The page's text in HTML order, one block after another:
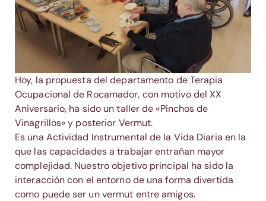
Hoy, la propuesta del departamento de Terapia
Ocupacional de Rocamador, con motivo del XX
Aniversario, ha sido un taller de «Pinchos de
Vinagrillos» y posterior Vermut.
Es una Actividad Instrumental de la Vida Diaria en la
que las capacidades a trabajar entrañan mayor
complejidad. Nuestro objetivo principal ha sido la
interacción con el entorno de una forma divertida
como puede ser un vermut entre amigos.